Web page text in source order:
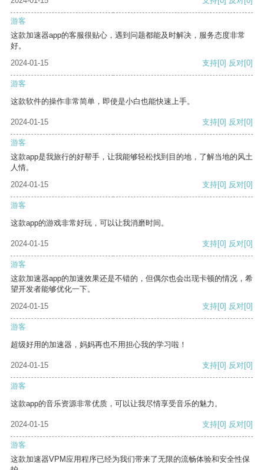
游客
这款加速器app的客服很贴心，遇到问题都能及时解决，服务态度非常
好。
2024-01-15
支持[0] 反对[0]
游客
这款软件的操作非常简单，即使是小白也能快速上手。
2024-01-15 支持[0] 反对[0]
游客
这款app是我旅行的好帮手，让我能够轻松找到目的地，了解当地的风土
人情。
2024-01-15
支持[0] 反对[0]
游客
这款app的游戏非常好玩，可以让我消磨时间。
2024-01-15 支持[0] 反对[0]
游客
这款加速器app的加速效果还是不错的，但偶尔也会出现卡顿的情况，希
望开发者能够优化一下。
2024-01-15
支持[0] 反对[0]
游客
超级好用的加速器，妈妈再也不用担心我的学习啦！
2024-01-15 支持[0] 反对[0]
游客
这款app的音乐资源非常优质，可以让我尽情享受音乐的魅力。
2024-01-15 支持[0] 反对[0]
游客
这款加速器VPM应用程序已经为我们带来了无限的流畅体验和安全性保